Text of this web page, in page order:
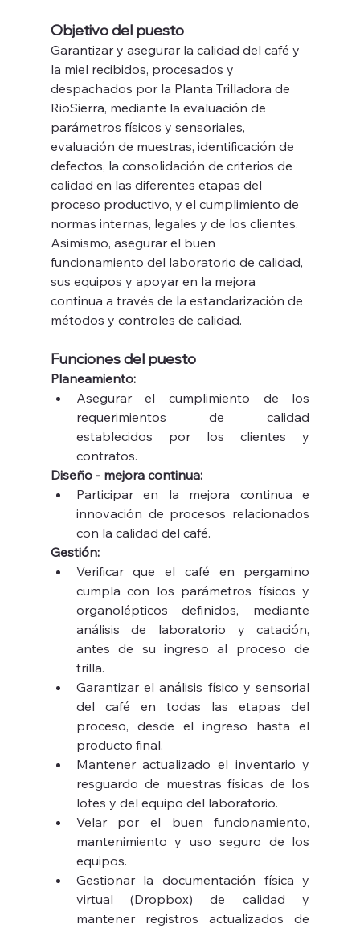
Objetivo del puesto
Garantizar y asegurar la calidad del café y
la miel recibidos, procesados y
despachados por la Planta Trilladora de
RioSierra, mediante la evaluación de
parámetros físicos y sensoriales,
evaluación de muestras, identificación de
defectos, la consolidación de criterios de
calidad en las diferentes etapas del
proceso productivo, y el cumplimiento de
normas internas, legales y de los clientes.
Asimismo, asegurar el buen
funcionamiento del laboratorio de calidad,
sus equipos y apoyar en la mejora
continua a través de la estandarización de
métodos y controles de calidad.
Funciones del puesto
Planeamiento:
Asegurar el cumplimiento de los
requerimientos de calidad
establecidos por los clientes y
contratos.
Diseño - mejora continua:
Participar en la mejora continua e
innovación de procesos relacionados
con la calidad del café.
Gestión:
Verificar que el café en pergamino
cumpla con los parámetros físicos y
organolépticos definidos, mediante
análisis de laboratorio y catación,
antes de su ingreso al proceso de
trilla.
Garantizar el análisis físico y sensorial
del café en todas las etapas del
proceso, desde el ingreso hasta el
producto final.
Mantener actualizado el inventario y
resguardo de muestras físicas de los
lotes y del equipo del laboratorio.
Velar por el buen funcionamiento,
mantenimiento y uso seguro de los
equipos.
Gestionar la documentación física y
virtual (Dropbox) de calidad y
mantener registros actualizados de